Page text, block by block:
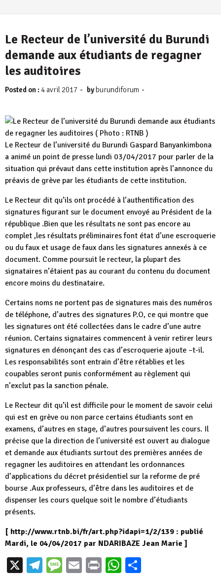
Le Recteur de l’université du Burundi
demande aux étudiants de regagner
les auditoires
Posted on : 4 avril 2017 - by burundiforum -
Le Recteur de l’université du Burundi Gaspard Banyankimbona
a animé un point de presse lundi 03/04/2017 pour parler de la
situation qui prévaut dans cette institution après l’annonce du
préavis de grève par les étudiants de cette institution.
Le Recteur dit qu’ils ont procédé à l’authentification des
signatures figurant sur le document envoyé au Président de la
république .Bien que les résultats ne sont pas encore au
complet ,les résultats préliminaires font état d’une escroquerie
ou du faux et usage de faux dans les signatures annexés à ce
document. Comme poursuit le recteur, la plupart des
signataires n’étaient pas au courant du contenu du document
encore moins du destinataire.
Certains noms ne portent pas de signatures mais des numéros
de téléphone, d’autres des signatures P.O, ce qui montre que
les signatures ont été collectées dans le cadre d’une autre
réunion. Certains signataires commencent à venir retirer leurs
signatures en dénonçant des cas d’escroquerie ajoute –t-il.
Les responsabilités sont entrain d’être rétablies et les
coupables seront punis conformément au règlement qui
n’exclut pas la sanction pénale.
Le Recteur dit qu’il est difficile pour le moment de savoir celui
qui est en grève ou non parce certains étudiants sont en
examens, d’autres en stage, d’autres poursuivent les cours. Il
précise que la direction de l’université est ouvert au dialogue
et demande aux étudiants surtout des premières années de
regagner les auditoires en attendant les ordonnances
d’applications du décret présidentiel sur la reforme de pré
bourse .Aux professeurs, d’être dans les auditoires et de
dispenser les cours quelque soit le nombre d’étudiants
présents.
[ http://www.rtnb.bi/fr/art.php?idapi=1/2/139 : publié
Mardi, le 04/04/2017 par NDARIBAZE Jean Marie ]
X Telegram
Message
EmailPrintWhatsApp